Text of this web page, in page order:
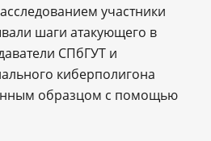
участники
шаги атакующего в
СПбГУТ и
киберполигона
образцом с помощью